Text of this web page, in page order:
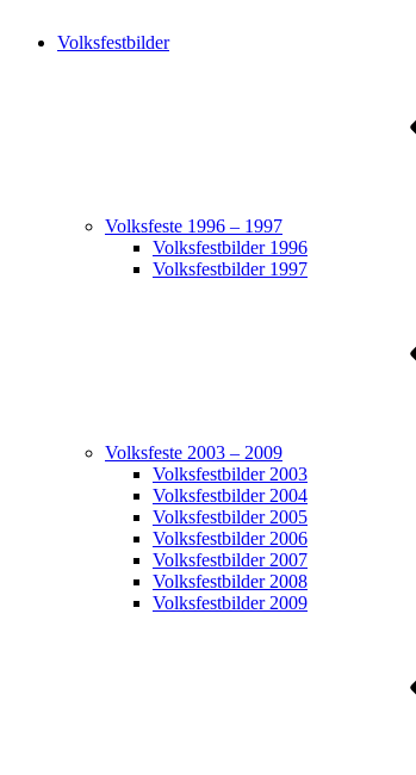
Volksfestbilder
Volksfeste 1996 – 1997
Volksfestbilder 1996
Volksfestbilder 1997
Volksfeste 2003 – 2009
Volksfestbilder 2003
Volksfestbilder 2004
Volksfestbilder 2005
Volksfestbilder 2006
Volksfestbilder 2007
Volksfestbilder 2008
Volksfestbilder 2009